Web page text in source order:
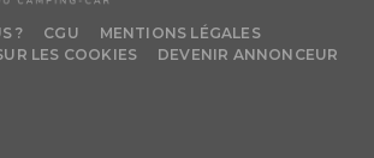
? CGU
MENTIONS LÉGALES
LES COOKIES
DEVENIR ANNONCEUR